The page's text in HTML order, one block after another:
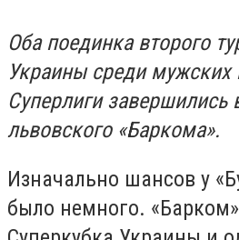
Оба поединка второго
Украины среди мужских
Суперлиги завершились
львовского «Баркома».
Изначально шансов у
было немного.